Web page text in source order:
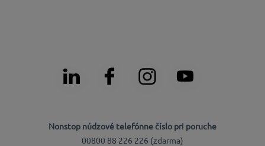
Nonstop núdzové telefónne číslo pri poruche
00800 88 226 226 (zdarma)